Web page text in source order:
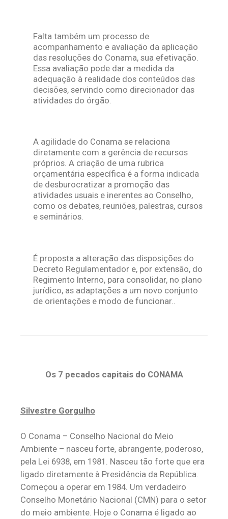
Falta também um processo de
acompanhamento e avaliação da aplicação
das resoluções do Conama, sua efetivação.
Essa avaliação pode dar a medida da
adequação à realidade dos conteúdos das
decisões, servindo como direcionador das
atividades do órgão.
A agilidade do Conama se relaciona
diretamente com a gerência de recursos
próprios. A criação de uma rubrica
orçamentária específica é a forma indicada
de desburocratizar a promoção das
atividades usuais e inerentes ao Conselho,
como os debates, reuniões, palestras, cursos
e seminários.
É proposta a alteração das disposições do
Decreto Regulamentador e, por extensão, do
Regimento Interno, para consolidar, no plano
jurídico, as adaptações a um novo conjunto
de orientações e modo de funcionar..
Os 7 pecados capitais do CONAMA
Silvestre Gorgulho
O Conama – Conselho Nacional do Meio
Ambiente – nasceu forte, abrangente, poderoso,
pela Lei 6938, em 1981. Nasceu tão forte que era
ligado diretamente à Presidência da República.
Começou a operar em 1984. Um verdadeiro
Conselho Monetário Nacional (CMN) para o setor
do meio ambiente. Hoje o Conama é ligado ao